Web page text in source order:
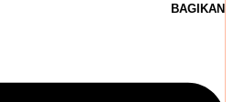
BAGIKAN